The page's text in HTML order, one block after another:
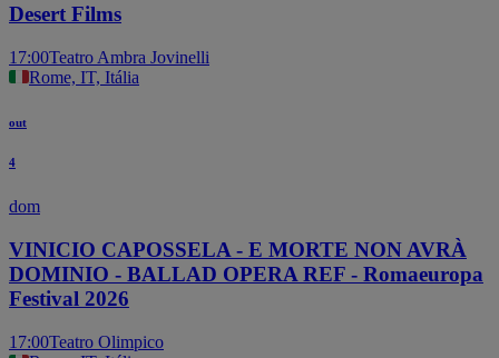
Desert Films
17:00Teatro Ambra Jovinelli
Rome, IT, Itália
out
4
dom
VINICIO CAPOSSELA - E MORTE NON AVRÀ
DOMINIO - BALLAD OPERA REF - Romaeuropa
Festival 2026
17:00Teatro Olimpico